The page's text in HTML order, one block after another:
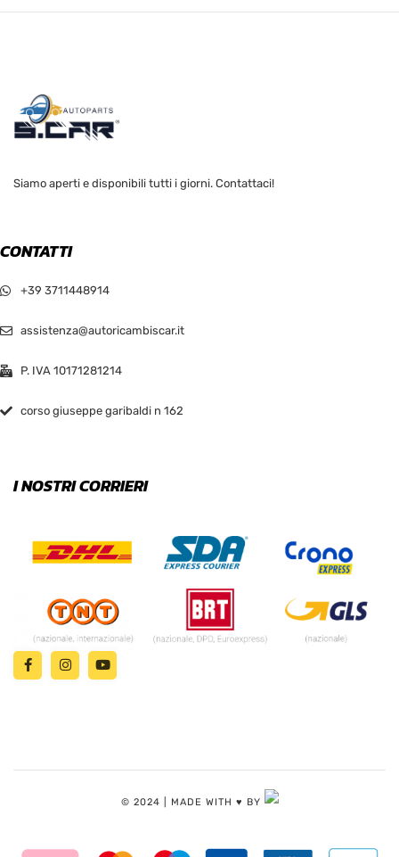
Siamo aperti e disponibili tutti i giorni. Contattaci!
CONTATTI
+39 3711448914
assistenza@autoricambiscar.it
P. IVA 10171281214
corso giuseppe garibaldi n 162
I NOSTRI CORRIERI
© 2024 | MADE WITH ♥️ BY